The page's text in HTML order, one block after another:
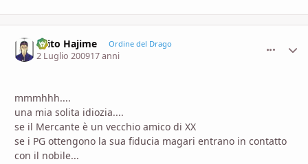
Saito Hajime Ordine del Drago
2 Luglio 200917 anni
mmmhhh....
una mia solita idiozia....
se il Mercante è un vecchio amico di XX
se i PG ottengono la sua fiducia magari entrano in contatto
con il nobile...